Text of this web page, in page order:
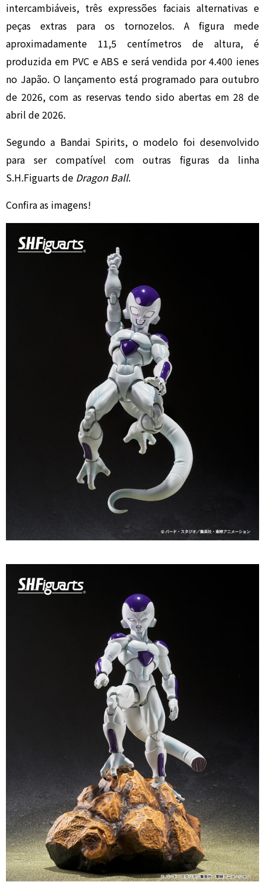
intercambiáveis, três expressões faciais alternativas e
peças extras para os tornozelos. A figura mede
aproximadamente 11,5 centímetros de altura, é
produzida em PVC e ABS e será vendida por 4.400 ienes
no Japão. O lançamento está programado para outubro
de 2026, com as reservas tendo sido abertas em 28 de
abril de 2026.
Segundo a Bandai Spirits, o modelo foi desenvolvido
para ser compatível com outras figuras da linha
S.H.Figuarts de Dragon Ball.
Confira as imagens!